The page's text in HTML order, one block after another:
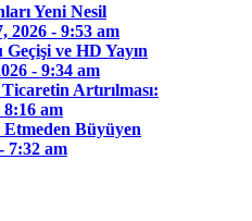
Yeni Nesil
2026 - 9:53 am
ve HD Yayın
- 9:34 am
Artırılması:
8:16 am
Büyüyen
7:32 am